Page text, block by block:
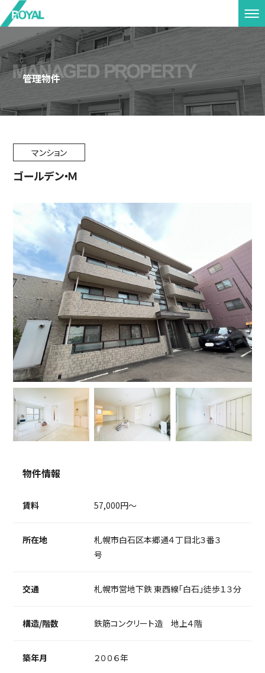
管理物件
マンション
ゴールデン・Ｍ
物件情報
賃料 57,000円～
所在地
札幌市白石区本郷通４丁目北３番３
号
交通 札幌市営地下鉄 東西線「白石」徒歩１３分
構造/階数 鉄筋コンクリート造 地上４階
築年月 ２００６年